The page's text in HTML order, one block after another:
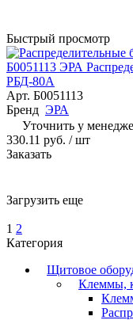
Быстрый просмотр
Б0051113 ЭРА
РБД-80А
Арт. Б0051113
Бренд ЭРА
Уточнить у
330.11 руб. / шт
Заказать
Загрузить еще
1 2
Категория
Щитовое
Клеммы,